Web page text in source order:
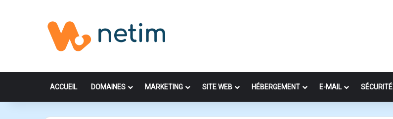
ACCUEIL DOMAINES MARKETING SITE WEB HÉBERGEMENT E-MAIL SÉCURITÉ